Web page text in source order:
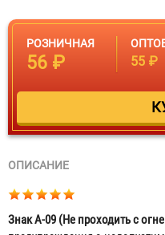
РОЗНИЧНАЯ
56 ₽ 55 ₽
ОПИСАНИЕ
Знак A-09 (Не проходить с